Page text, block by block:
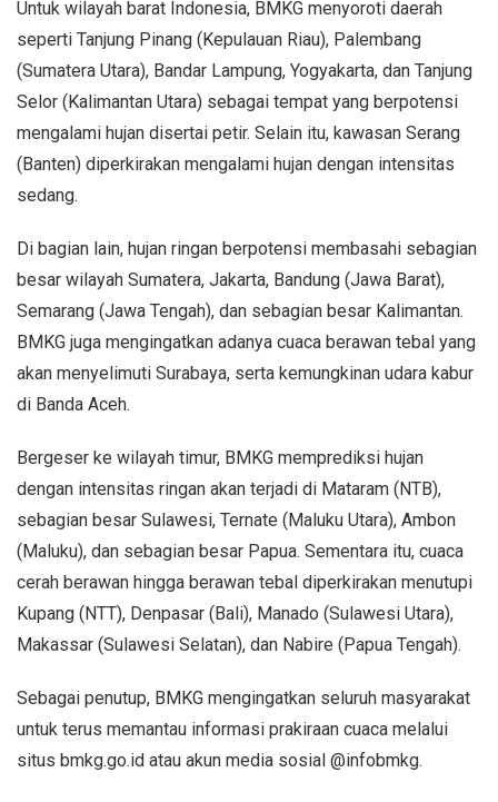
Untuk wilayah barat Indonesia, BMKG menyoroti daerah
seperti Tanjung Pinang (Kepulauan Riau), Palembang
(Sumatera Utara), Bandar Lampung, Yogyakarta, dan Tanjung
Selor (Kalimantan Utara) sebagai tempat yang berpotensi
mengalami hujan disertai petir. Selain itu, kawasan Serang
(Banten) diperkirakan mengalami hujan dengan intensitas
sedang.
Di bagian lain, hujan ringan berpotensi membasahi sebagian
besar wilayah Sumatera, Jakarta, Bandung (Jawa Barat),
Semarang (Jawa Tengah), dan sebagian besar Kalimantan.
BMKG juga mengingatkan adanya cuaca berawan tebal yang
akan menyelimuti Surabaya, serta kemungkinan udara kabur
di Banda Aceh.
Bergeser ke wilayah timur, BMKG memprediksi hujan
dengan intensitas ringan akan terjadi di Mataram (NTB),
sebagian besar Sulawesi, Ternate (Maluku Utara), Ambon
(Maluku), dan sebagian besar Papua. Sementara itu, cuaca
cerah berawan hingga berawan tebal diperkirakan menutupi
Kupang (NTT), Denpasar (Bali), Manado (Sulawesi Utara),
Makassar (Sulawesi Selatan), dan Nabire (Papua Tengah).
Sebagai penutup, BMKG mengingatkan seluruh masyarakat
untuk terus memantau informasi prakiraan cuaca melalui
situs bmkg.go.id atau akun media sosial @infobmkg.